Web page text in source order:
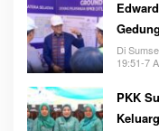
Di
19:51-7
PKK